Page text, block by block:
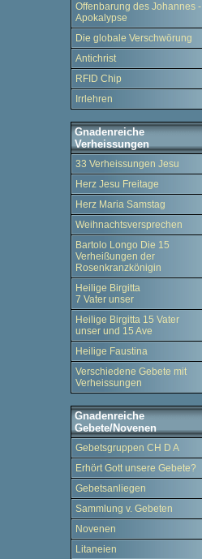
Offenbarung des Johannes -
Apokalypse
Die globale Verschwörung
Antichrist
RFID Chip
Irrlehren
Gnadenreiche
Verheissungen
33 Verheissungen Jesu
Herz Jesu Freitage
Herz Maria Samstag
Weihnachtsversprechen
Bartolo Longo Die 15
Verheißungen der
Rosenkranzkönigin
Heilige Birgitta
7 Vater unser
Heilige Birgitta 15 Vater
unser und 15 Ave
Heilige Faustina
Verschiedene Gebete mit
Verheissungen
Gnadenreiche
Gebete/Novenen
Gebetsgruppen CH D A
Erhört Gott unsere Gebete?
Gebetsanliegen
Sammlung v. Gebeten
Novenen
Litaneien